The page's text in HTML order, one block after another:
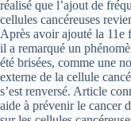
réalisé que l’ajout de
cellules cancéreuses
Après avoir ajouté la 11e
il a remarqué un
été brisées, comme une
externe de la cellule
s’est renversé. Article
aide à prévenir le cancer